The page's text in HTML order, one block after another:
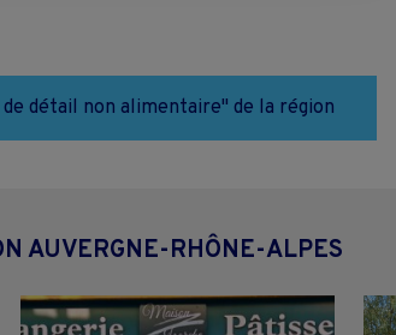
détail non alimentaire" de la région
AUVERGNE-RHÔNE-ALPES